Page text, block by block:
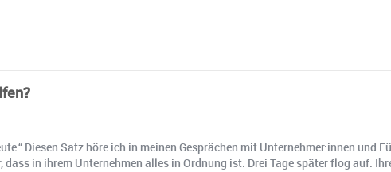
Diesen Satz höre ich in meinen Gesprächen mit Unternehmer:innen
in ihrem Unternehmen alles in Ordnung ist. Drei Tage später flog auf: